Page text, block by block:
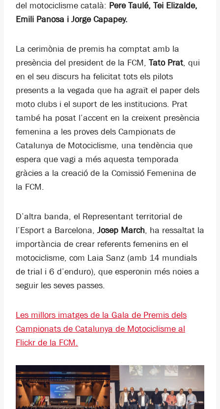
del motociclisme català: Pere Taulé, Tei Elizalde,
Emili Panosa i Jorge Capapey.
La cerimònia de premis ha comptat amb la
presència del president de la FCM, Tato Prat, qui
en el seu discurs ha felicitat tots els pilots
presents a la vegada que ha agraït el paper dels
moto clubs i el suport de les institucions. Prat
també ha posat l’accent en la creixent presència
femenina a les proves dels Campionats de
Catalunya de Motociclisme, una tendència que
espera que vagi a més aquesta temporada
gràcies a la creació de la Comissió Femenina de
la FCM.
D’altra banda, el Representant territorial de
l’Esport a Barcelona, Josep March, ha ressaltat la
importància de crear referents femenins en el
motociclisme, com Laia Sanz (amb 14 mundials
de trial i 6 d’enduro), que esperonin més noies a
seguir les seves passes.
Les millors imatges de la Gala de Premis dels
Campionats de Catalunya de Motociclisme al
Flickr de la FCM.